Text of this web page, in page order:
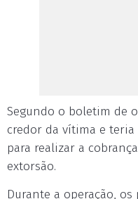
Segundo o boletim de
credor da vítima e
para realizar a
extorsão.
Durante a operação,